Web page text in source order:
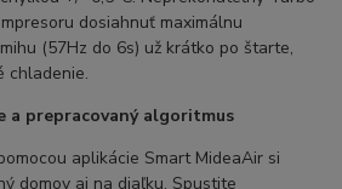
dosiahnuť maximálnu
(57Hz do 6s) už krátko po štarte,
chladenie.
prepracovaný algoritmus
aplikácie Smart MideaAir si
domov aj na diaľku. Spustite